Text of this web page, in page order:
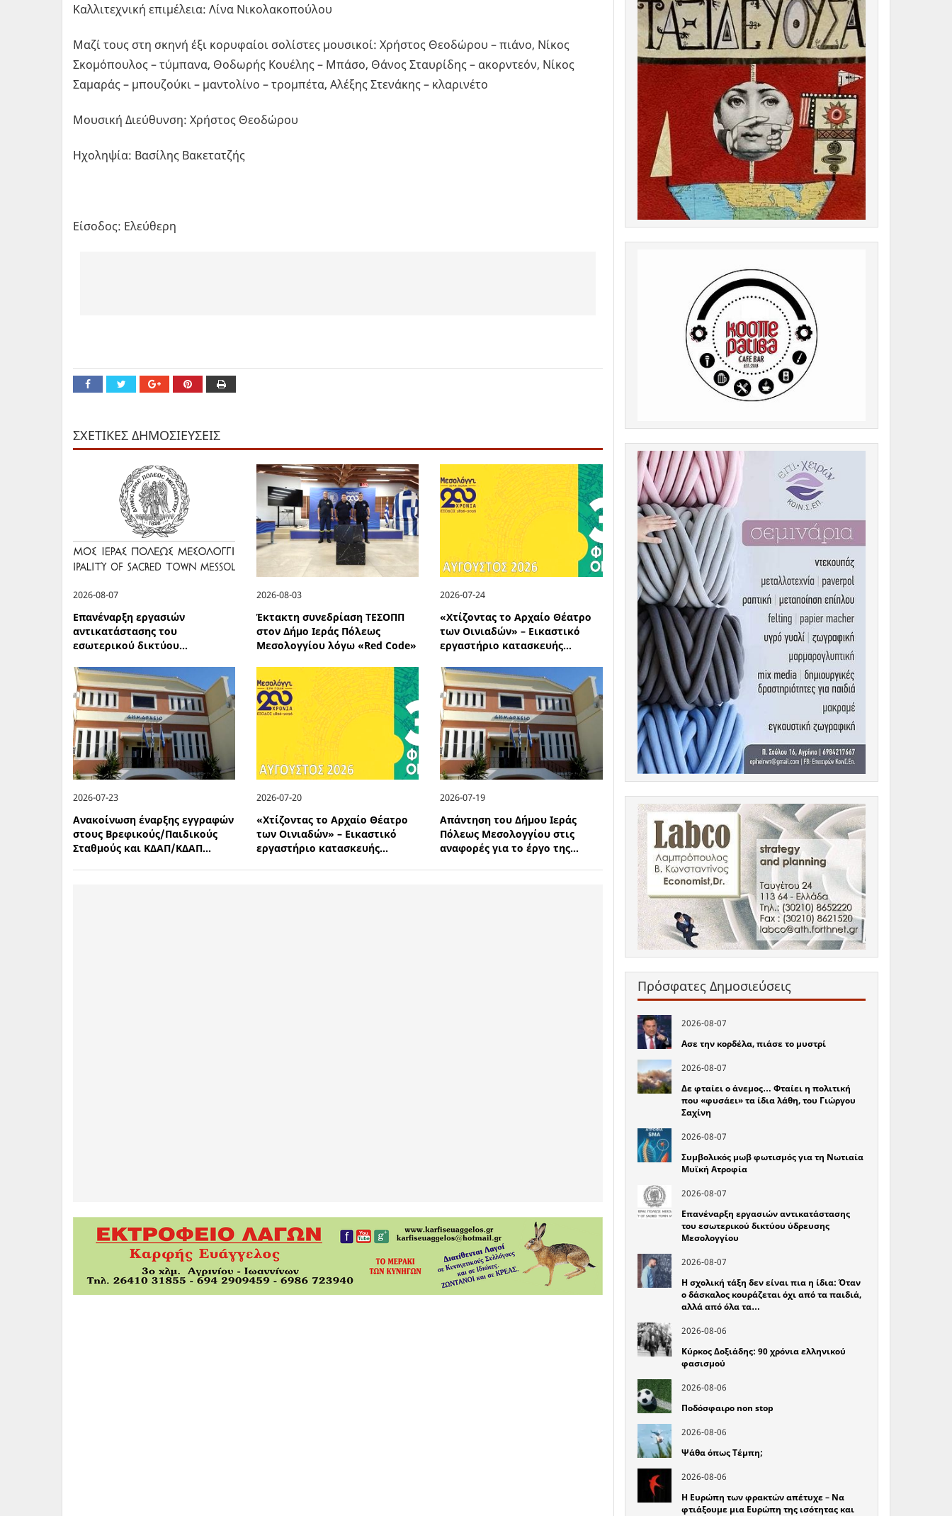
Καλλιτεχνική επιμέλεια: Λίνα Νικολακοπούλου
Μαζί τους στη σκηνή έξι κορυφαίοι σολίστες μουσικοί: Χρήστος Θεοδώρου – πιάνο, Νίκος
Σκομόπουλος – τύμπανα, Θοδωρής Κουέλης – Μπάσο, Θάνος Σταυρίδης – ακορντεόν, Νίκος
Σαμαράς – μπουζούκι – μαντολίνο – τρομπέτα, Αλέξης Στενάκης – κλαρινέτο
Μουσική Διεύθυνση: Χρήστος Θεοδώρου
Ηχοληψία: Βασίλης Βακετατζής
Είσοδος: Ελεύθερη
ΣΧΕΤΙΚΕΣ ΔΗΜΟΣΙΕΥΣΕΙΣ
2026-08-07
Επανέναρξη εργασιών
αντικατάστασης του
εσωτερικού δικτύου...
2026-08-03
Έκτακτη συνεδρίαση ΤΕΣΟΠΠ
στον Δήμο Ιεράς Πόλεως
Μεσολογγίου λόγω «Red Code»
2026-07-24
«Χτίζοντας το Αρχαίο Θέατρο
των Οινιαδών» – Εικαστικό
εργαστήριο κατασκευής...
2026-07-23
Ανακοίνωση έναρξης εγγραφών
στους Βρεφικούς/Παιδικούς
Σταθμούς και ΚΔΑΠ/ΚΔΑΠ...
2026-07-20
«Χτίζοντας το Αρχαίο Θέατρο
των Οινιαδών» – Εικαστικό
εργαστήριο κατασκευής...
2026-07-19
Απάντηση του Δήμου Ιεράς
Πόλεως Μεσολογγίου στις
αναφορές για το έργο της...
Πρόσφατες Δημοσιεύσεις
2026-08-07
Ασε την κορδέλα, πιάσε το μυστρί
2026-08-07
Δε φταίει ο άνεμος… Φταίει η πολιτική
που «φυσάει» τα ίδια λάθη, του Γιώργου
Σαχίνη
2026-08-07
Συμβολικός μωβ φωτισμός για τη Νωτιαία
Μυϊκή Ατροφία
2026-08-07
Επανέναρξη εργασιών αντικατάστασης
του εσωτερικού δικτύου ύδρευσης
Μεσολογγίου
2026-08-07
Η σχολική τάξη δεν είναι πια η ίδια: Όταν
ο δάσκαλος κουράζεται όχι από τα παιδιά,
αλλά από όλα τα…
2026-08-06
Κύρκος Δοξιάδης: 90 χρόνια ελληνικού
φασισμού
2026-08-06
Ποδόσφαιρο non stop
2026-08-06
Ψάθα όπως Τέμπη;
2026-08-06
Η Ευρώπη των φρακτών απέτυχε – Να
φτιάξουμε μια Ευρώπη της ισότητας και